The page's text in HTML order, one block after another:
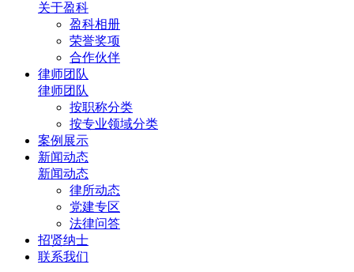
关于盈科
盈科相册
荣誉奖项
合作伙伴
律师团队
律师团队
按职称分类
按专业领域分类
案例展示
新闻动态
新闻动态
律所动态
党建专区
法律问答
招贤纳士
联系我们